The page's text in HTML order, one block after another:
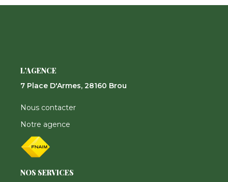
FNAIM
L'AGENCE
7 Place D'Armes, 28160 Brou
Nous contacter
Notre agence
NOS SERVICES